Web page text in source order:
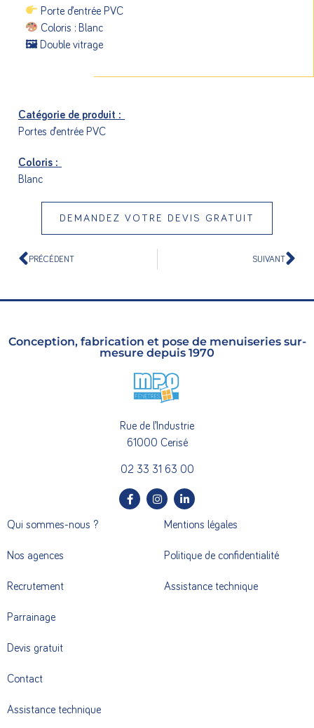
Porte d’entrée PVC
Coloris : Blanc
🖼 Double vitrage
Catégorie de produit :
Portes d’entrée PVC
Coloris :
Blanc
DEMANDEZ VOTRE DEVIS GRATUIT
PRÉCÉDENT SUIVANT
Conception, fabrication et pose de menuiseries sur-
mesure depuis 1970
Rue de l’Industrie
61000 Cerisé
02 33 31 63 00
Qui sommes-nous ?
Nos agences
Recrutement
Parrainage
Devis gratuit
Contact
Assistance technique
Mentions légales
Politique de confidentialité
Assistance technique